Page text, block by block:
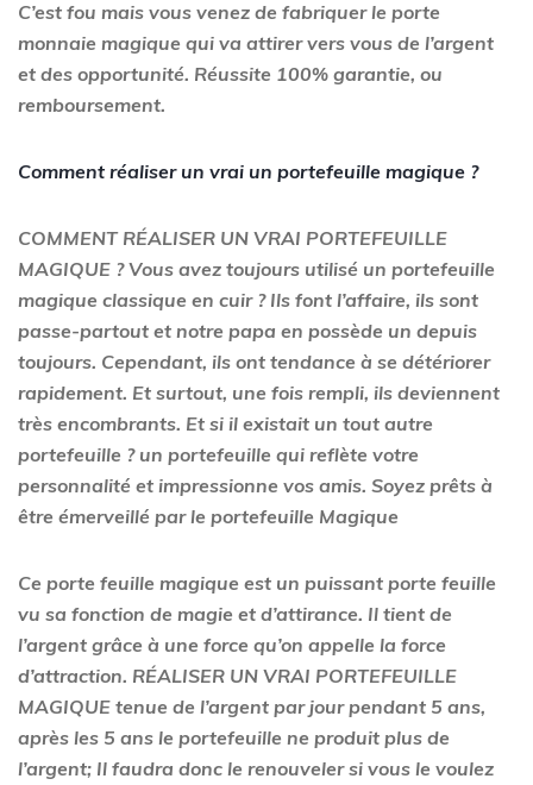
C’est fou mais vous venez de fabriquer le porte
monnaie magique qui va attirer vers vous de l’argent
et des opportunité. Réussite 100% garantie, ou
remboursement.
Comment réaliser un vrai un portefeuille magique ?
COMMENT RÉALISER UN VRAI PORTEFEUILLE
MAGIQUE ? Vous avez toujours utilisé un portefeuille
magique classique en cuir ? Ils font l’affaire, ils sont
passe-partout et notre papa en possède un depuis
toujours. Cependant, ils ont tendance à se détériorer
rapidement. Et surtout, une fois rempli, ils deviennent
très encombrants. Et si il existait un tout autre
portefeuille ? un portefeuille qui reflète votre
personnalité et impressionne vos amis. Soyez prêts à
être émerveillé par le portefeuille Magique
Ce porte feuille magique est un puissant porte feuille
vu sa fonction de magie et d’attirance. Il tient de
l’argent grâce à une force qu’on appelle la force
d’attraction. RÉALISER UN VRAI PORTEFEUILLE
MAGIQUE tenue de l’argent par jour pendant 5 ans,
après les 5 ans le portefeuille ne produit plus de
l’argent; Il faudra donc le renouveler si vous le voulez